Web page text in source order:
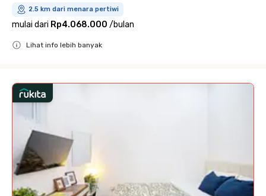
2.5 km dari menara pertiwi
mulai dari Rp4.068.000 /bulan
Lihat info lebih banyak